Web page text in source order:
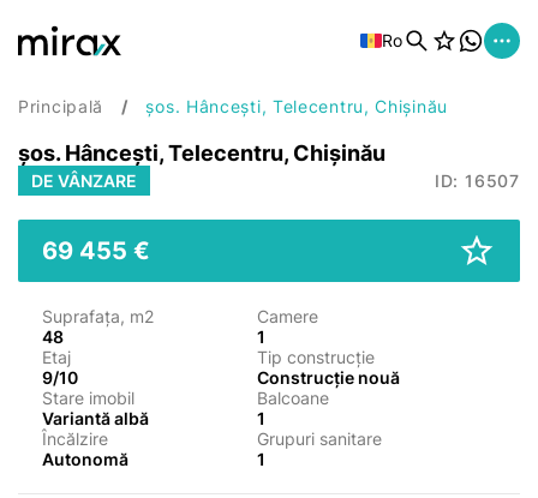
Ro
Principală șos. Hâncești, Telecentru, Chișinău
șos. Hâncești, Telecentru, Chișinău
DE VÂNZARE ID: 16507
69 455 €
Suprafața, m2
48
Camere
1
Etaj
9/10
Tip construcție
Construcție nouă
Stare imobil
Variantă albă
Balcoane
1
Încălzire
Autonomă
Grupuri sanitare
1